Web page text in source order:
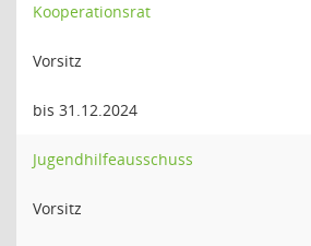
Kooperationsrat
Vorsitz
bis 31.12.2024
Jugendhilfeausschuss
Vorsitz